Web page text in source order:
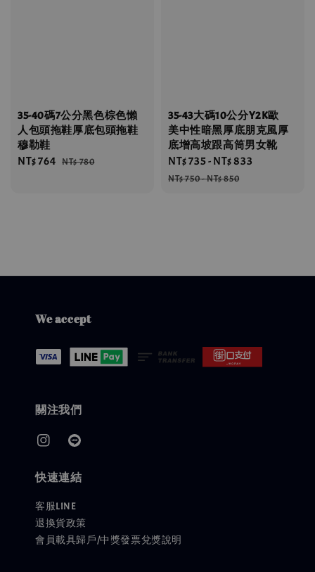
35-40碼7公分黑色棕色懶
人包頭拖鞋厚底包頭拖鞋
穆勒鞋
Sale
NT$ 764 Regular
NT$ 780
35-43大碼10公分Y2K歐
美中性暗黑厚底朋克風厚
底增高坡跟高筒男女靴
Sale
price
NT$ 735- NT$ 833
NT$ 750-NT$ 850
We accept
關注我們
快速連結
客服LINE
退換貨政策
會員載具歸戶/中獎發票兌獎說明